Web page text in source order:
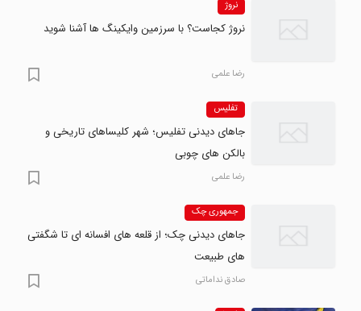
نروژ
نروژ کجاست؟ با سرزمین وایکینگ ها آشنا شوید
رضا علمی
تفلیس
جاهای دیدنی تفلیس؛ شهر کلیساهای تاریخی و
بالکن های چوبی
رضا علمی
جمهوری چک
جاهای دیدنی چک؛ از قلعه های افسانه ای تا شگفتی
های طبیعت
صادق نداماتی